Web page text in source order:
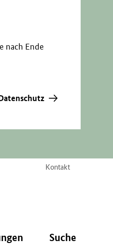
nach Ende
Kontakt
Suche